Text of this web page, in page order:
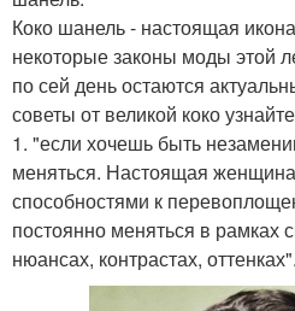
Коко шанель - настоящая
некоторые законы моды этой
по сей день остаются
советы от великой коко
1. "если хочешь быть
меняться. Настоящая
способностями к
постоянно меняться в рамках
нюансах, контрастах, оттенках".